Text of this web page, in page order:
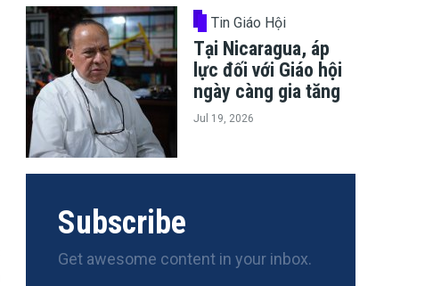
Tin Giáo Hội
Tại Nicaragua, áp
lực đối với Giáo hội
ngày càng gia tăng
Jul 19, 2026
Subscribe
Get awesome content in your inbox.